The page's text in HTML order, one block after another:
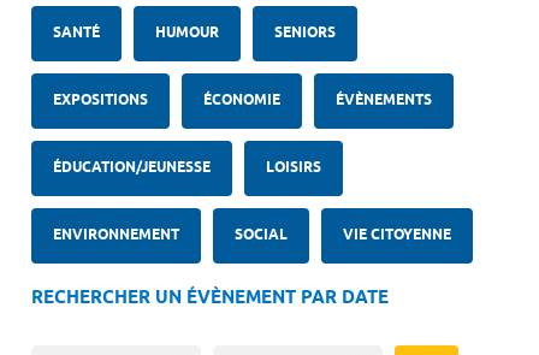
SANTÉ HUMOUR SENIORS
EXPOSITIONS ÉCONOMIE ÉVÈNEMENTS
ÉDUCATION/JEUNESSE LOISIRS
ENVIRONNEMENT SOCIAL VIE CITOYENNE
RECHERCHER UN ÉVÈNEMENT PAR DATE